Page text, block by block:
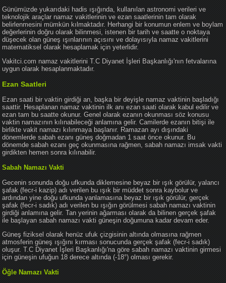
Günümüzde yukarıdaki hadis ışığında, kullanılan astronomi verileri ve
teknolojik araçlar namaz vakitlerinin ve ezan saatlerinin tam olarak
belirlenmesini mümkün kılmaktadır. Herhangi bir konumun enlem ve boylam
değerlerinin doğru olarak bilinmesi, istenen bir tarih ve saatte o noktaya
düşecek olan güneş ışınlarının açısını ve dolayısıyla namaz vakitlerini
matematiksel olarak hesaplamak için yeterlidir.
Vakitci.com namaz vakitlerini T.C Diyanet İşleri Başkanlığı'nın fetvalarına
uygun olarak hesaplanmaktadır.
Ezan Saatleri
Ezan saati bir vaktin girdiği an, başka bir deyişle namaz vaktinin başladığı
saattir. Hesaplanan namaz vaktinin ilk anı ezan saati olarak kabul edilir ve
ezan tam bu saatte okunur. Genel olarak ezanın okunması söz konusu
vaktin namazının kılınabileceği anlamına gelir. Camilerde ezanın bitişi ile
birlikte vakit namazı kılınmaya başlanır. Ramazan ayı dışındaki
dönemlerde sabah ezanı güneş doğmadan 1 saat önce okunur. Bu
dönemde sabah ezanı geç okunmasına rağmen, sabah namazı imsak vakti
girdikten hemen sonra kılınabilir.
Sabah Namazı Vakti
Gecenin sonunda doğu ufkunda diklemesine beyaz bir ışık görülür, yalancı
şafak (fecr-i kazip) adı verilen bu ışık bir müddet sonra kaybolur ve
ardından yine doğu ufkunda yanlamasına beyaz bir ışık görülür, gerçek
şafak (fecr-i sadık) adı verilen bu ışığın görülmesi sabah namazı vaktinin
girdiği anlamına gelir. Tan yerinin ağarması olarak da bilinen gerçek şafak
ile başlayan sabah namazı vakti güneşin doğumuna kadar devam eder.
Güneş fiziksel olarak henüz ufuk çizgisinin altında olmasına rağmen
atmosferin güneş ışığını kırması sonucunda gerçek şafak (fecr-i sadık)
oluşur. T.C Diyanet İşleri Başkanlığı'na göre sabah namazı vaktinin girmesi
için güneşin ufuğun 18 derece altında (-18°) olması gerekir.
Öğle Namazı Vakti